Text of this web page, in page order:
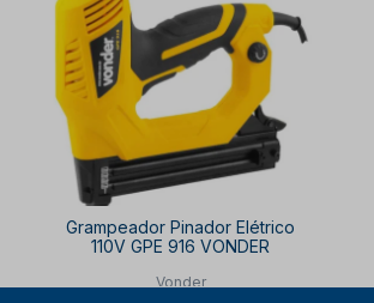
Grampeador Pinador Elétrico
110V GPE 916 VONDER
Vonder